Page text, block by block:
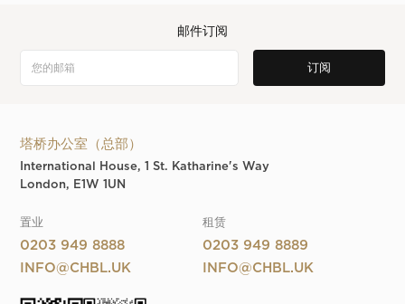
邮件订阅
塔桥办公室（总部）
International House, 1 St. Katharine's Way
London, E1W 1UN
置业
0203 949 8888
INFO@CHBL.UK
租赁
0203 949 8889
INFO@CHBL.UK